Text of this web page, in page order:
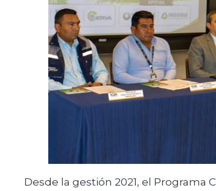
Desde la gestión 2021, el Programa